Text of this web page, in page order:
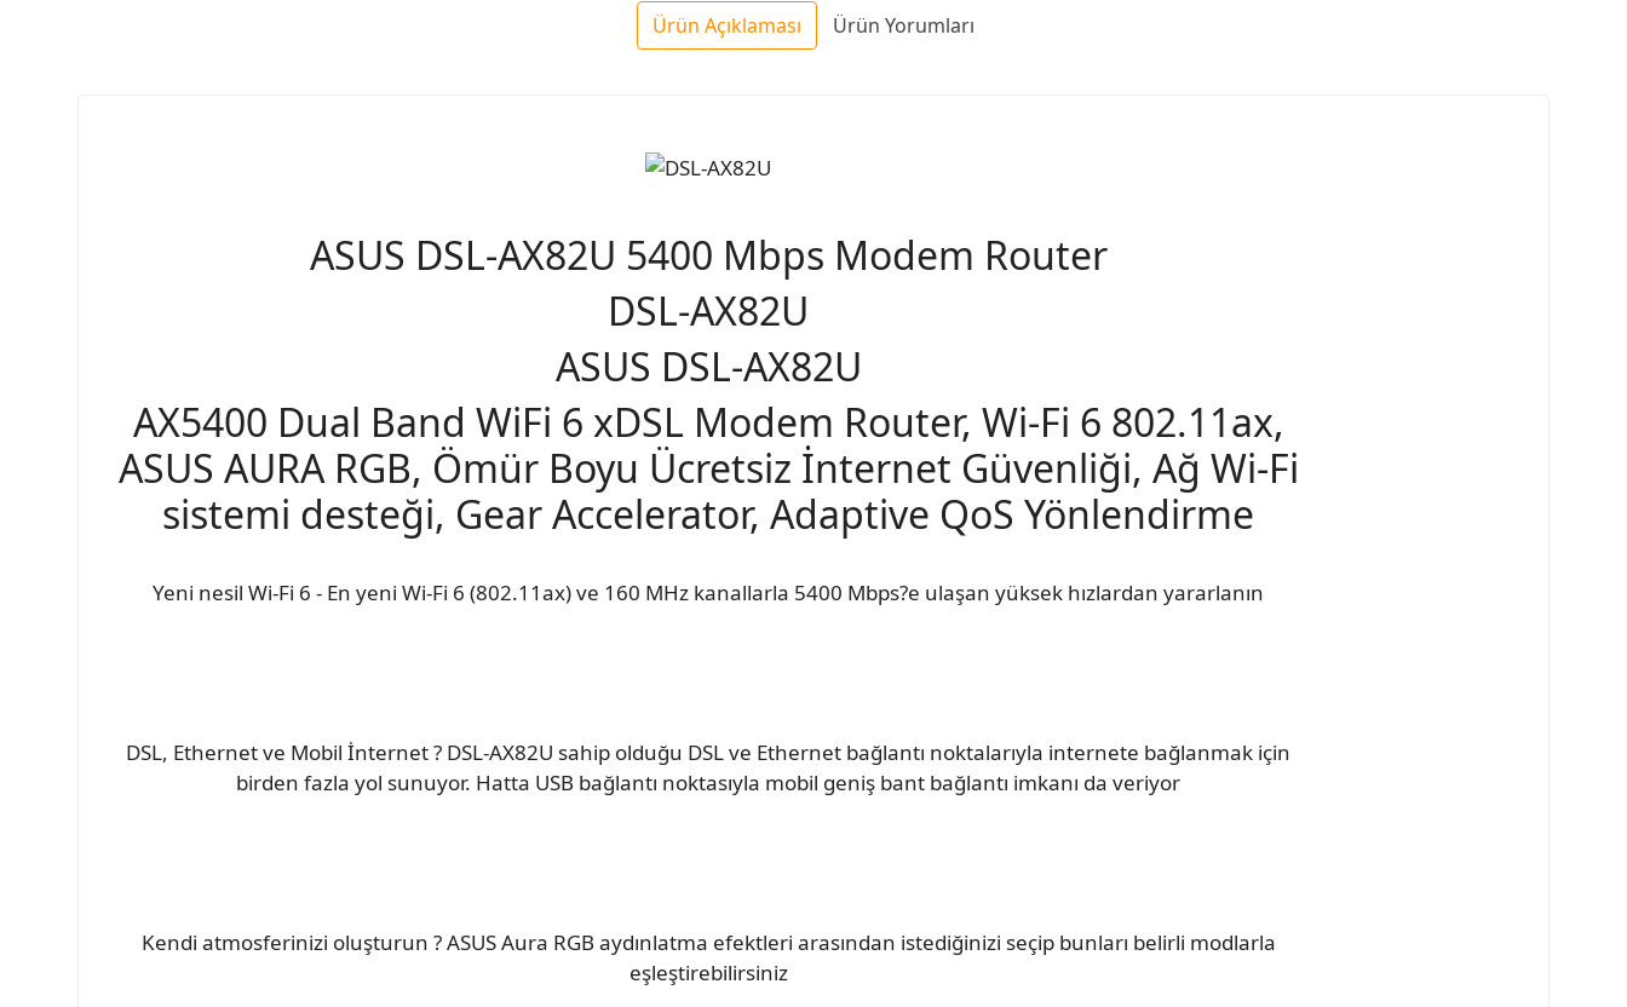
Ürün Açıklaması Ürün Yorumları
ASUS DSL-AX82U 5400 Mbps Modem Router
DSL-AX82U
ASUS DSL-AX82U
AX5400 Dual Band WiFi 6 xDSL Modem Router, Wi-Fi 6 802.11ax,
ASUS AURA RGB, Ömür Boyu Ücretsiz İnternet Güvenliği, Ağ Wi-Fi
sistemi desteği, Gear Accelerator, Adaptive QoS Yönlendirme
Yeni nesil Wi-Fi 6 - En yeni Wi-Fi 6 (802.11ax) ve 160 MHz kanallarla 5400 Mbps?e ulaşan yüksek hızlardan yararlanın
DSL, Ethernet ve Mobil İnternet ? DSL-AX82U sahip olduğu DSL ve Ethernet bağlantı noktalarıyla internete bağlanmak için
birden fazla yol sunuyor. Hatta USB bağlantı noktasıyla mobil geniş bant bağlantı imkanı da veriyor
Kendi atmosferinizi oluşturun ? ASUS Aura RGB aydınlatma efektleri arasından istediğinizi seçip bunları belirli modlarla
eşleştirebilirsiniz